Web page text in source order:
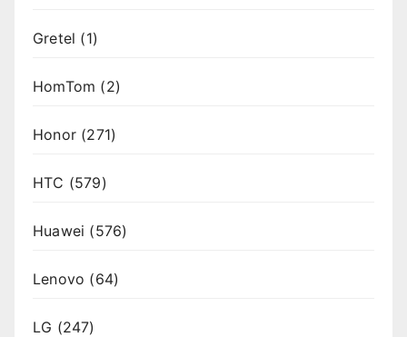
Gretel (1)
HomTom (2)
Honor (271)
HTC (579)
Huawei (576)
Lenovo (64)
LG (247)